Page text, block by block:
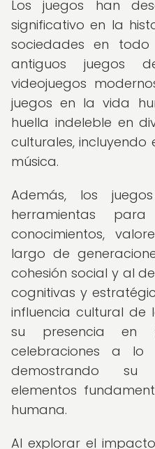
Los juegos han
significativo en la
sociedades en
antiguos juegos
videojuegos
juegos en la vida
huella indeleble en
culturales,
música.
Además, los
herramientas
conocimientos,
largo de
cohesión social y al
cognitivas y
influencia cultural de
su presencia en
celebraciones a
demostrando su
elementos
humana.
Al explorar el